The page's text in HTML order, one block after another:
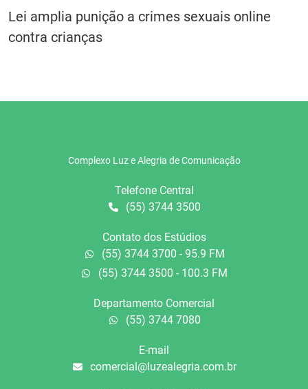
Lei amplia punição a crimes sexuais online
contra crianças
Complexo Luz e Alegria de Comunicação
Telefone Central
(55) 3744 3500
Contato dos Estúdios
(55) 3744 3700 - 95.9 FM
(55) 3744 3500 - 100.3 FM
Departamento Comercial
(55) 3744 7080
E-mail
comercial@luzealegria.com.br